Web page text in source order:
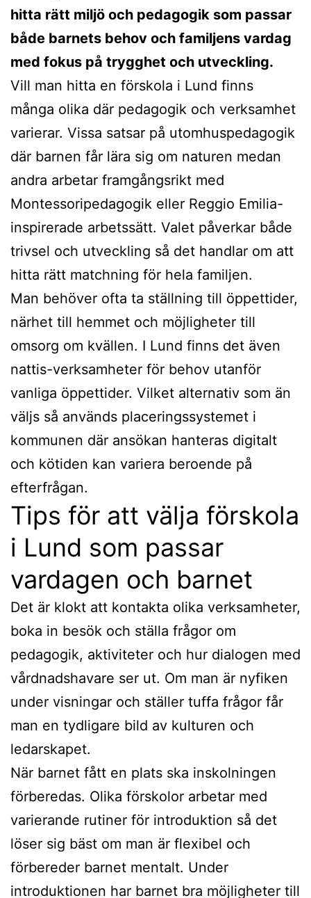
hitta rätt miljö och pedagogik som passar
både barnets behov och familjens vardag
med fokus på trygghet och utveckling.
Vill man hitta en förskola i Lund finns
många olika där pedagogik och verksamhet
varierar. Vissa satsar på utomhuspedagogik
där barnen får lära sig om naturen medan
andra arbetar framgångsrikt med
Montessoripedagogik eller Reggio Emilia-
inspirerade arbetssätt. Valet påverkar både
trivsel och utveckling så det handlar om att
hitta rätt matchning för hela familjen.
Man behöver ofta ta ställning till öppettider,
närhet till hemmet och möjligheter till
omsorg om kvällen. I Lund finns det även
nattis-verksamheter för behov utanför
vanliga öppettider. Vilket alternativ som än
väljs så används placeringssystemet i
kommunen där ansökan hanteras digitalt
och kötiden kan variera beroende på
efterfrågan.
Tips för att välja förskola
i Lund som passar
vardagen och barnet
Det är klokt att kontakta olika verksamheter,
boka in besök och ställa frågor om
pedagogik, aktiviteter och hur dialogen med
vårdnadshavare ser ut. Om man är nyfiken
under visningar och ställer tuffa frågor får
man en tydligare bild av kulturen och
ledarskapet.
När barnet fått en plats ska inskolningen
förberedas. Olika förskolor arbetar med
varierande rutiner för introduktion så det
löser sig bäst om man är flexibel och
förbereder barnet mentalt. Under
introduktionen har barnet bra möjligheter till